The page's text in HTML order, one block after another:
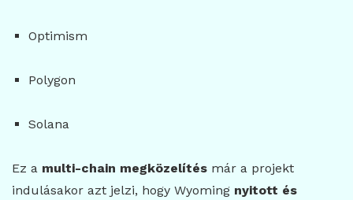
Optimism
Polygon
Solana
Ez a multi-chain megközelítés már a projekt
indulásakor azt jelzi, hogy Wyoming nyitott és